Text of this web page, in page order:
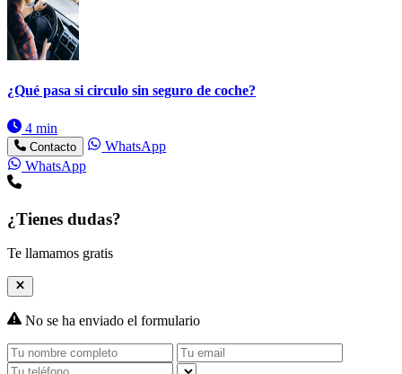
¿Qué pasa si circulo sin seguro de coche?
4 min
Contacto
WhatsApp
WhatsApp
¿Tienes dudas?
Te llamamos gratis
No se ha enviado el formulario